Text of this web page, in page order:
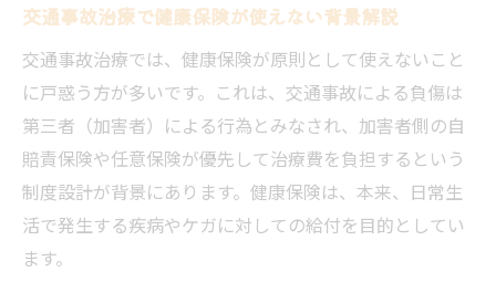
交通事故治療で健康保険が使えない背景解説
交通事故治療では、健康保険が原則として使えないこと
に戸惑う方が多いです。これは、交通事故による負傷は
第三者（加害者）による行為とみなされ、加害者側の自
賠責保険や任意保険が優先して治療費を負担するという
制度設計が背景にあります。健康保険は、本来、日常生
活で発生する疾病やケガに対しての給付を目的としてい
ます。